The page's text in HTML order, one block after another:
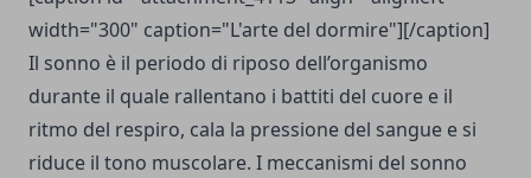
width="300" caption="L'arte del dormire"][/caption]
Il sonno è il periodo di riposo dell’organismo
durante il quale rallentano i battiti del cuore e il
ritmo del respiro, cala la pressione del sangue e si
riduce il tono muscolare. I meccanismi del sonno